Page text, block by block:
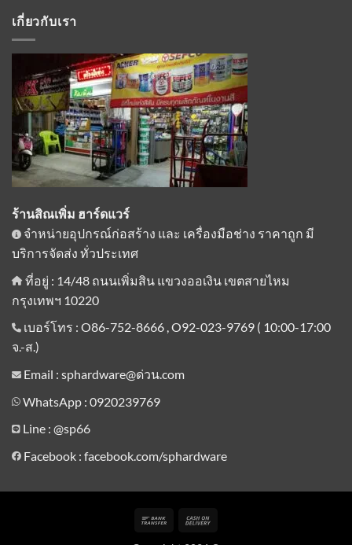
เกี่ยวกับเรา
ร้านสิณเพิ่ม ฮาร์ดแวร์
จำหน่ายอุปกรณ์ก่อสร้าง และ เครื่องมือช่าง ราคาถูก มี
บริการจัดส่ง ทั่วประเทศ
ที่อยู่ : 14/48 ถนนเพิ่มสิน แขวงออเงิน เขตสายไหม
กรุงเทพฯ 10220
เบอร์โทร : O86-752-8666 , O92-023-9769 ( 10:00-17:00
จ.-ส.)
Email : sphardware@ด่วน.com
WhatsApp : 0920239769
Line : @sp66
Facebook : facebook.com/sphardware
Bank